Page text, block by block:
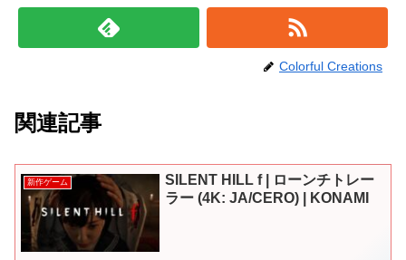
Colorful Creations
関連記事
新作ゲーム
SILENT HILL f | ローンチトレー
ラー (4K: JA/CERO) | KONAMI